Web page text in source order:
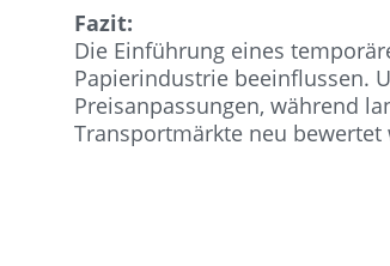
Fazit:
Die Einführung eines
Papierindustrie beeinflussen.
Preisanpassungen, während
Transportmärkte neu bewertet